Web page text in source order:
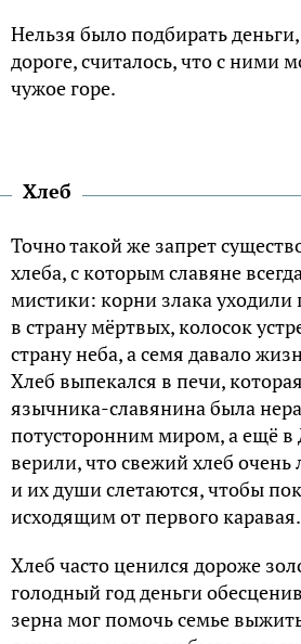
Нельзя было подбирать
дороге, считалось, что с ними
чужое горе.
Хлеб
Точно такой же запрет
хлеба, с которым славяне
мистики: корни злака
в страну мёртвых, колосок
страну неба, а семя давало
Хлеб выпекался в печи,
язычника-славянина была
потусторонним миром, а ещё в
верили, что свежий хлеб
и их души слетаются, чтобы
исходящим от первого каравая.
Хлеб часто ценился дороже
голодный год деньги
зерна мог помочь семье